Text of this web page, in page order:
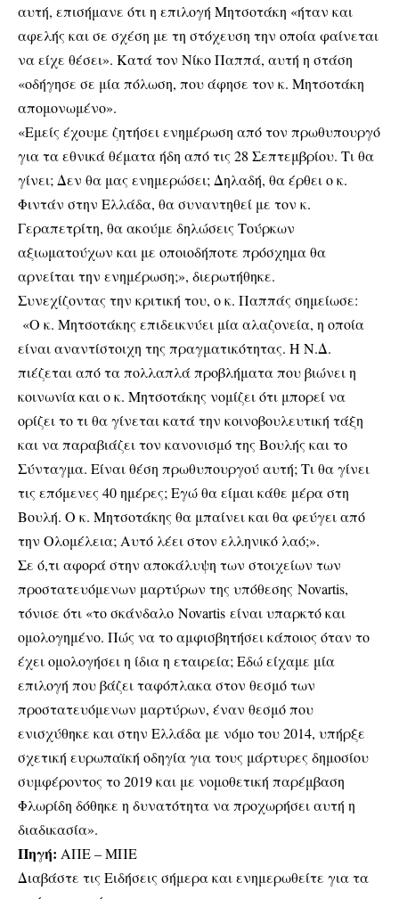
αυτή, επισήμανε ότι η επιλογή Μητσοτάκη «ήταν και
αφελής και σε σχέση με τη στόχευση την οποία φαίνεται
να είχε θέσει». Κατά τον Νίκο Παππά, αυτή η στάση
«οδήγησε σε μία πόλωση, που άφησε τον κ. Μητσοτάκη
απομονωμένο».
«Εμείς έχουμε ζητήσει ενημέρωση από τον πρωθυπουργό
για τα εθνικά θέματα ήδη από τις 28 Σεπτεμβρίου. Τι θα
γίνει; Δεν θα μας ενημερώσει; Δηλαδή, θα έρθει ο κ.
Φιντάν στην Ελλάδα, θα συναντηθεί με τον κ.
Γεραπετρίτη, θα ακούμε δηλώσεις Τούρκων
αξιωματούχων και με οποιοδήποτε πρόσχημα θα
αρνείται την ενημέρωση;», διερωτήθηκε.
Συνεχίζοντας την κριτική του, ο κ. Παππάς σημείωσε:
«Ο κ. Μητσοτάκης επιδεικνύει μία αλαζονεία, η οποία
είναι αναντίστοιχη της πραγματικότητας. Η Ν.Δ.
πιέζεται από τα πολλαπλά προβλήματα που βιώνει η
κοινωνία και ο κ. Μητσοτάκης νομίζει ότι μπορεί να
ορίζει το τι θα γίνεται κατά την κοινοβουλευτική τάξη
και να παραβιάζει τον κανονισμό της Βουλής και το
Σύνταγμα. Είναι θέση πρωθυπουργού αυτή; Τι θα γίνει
τις επόμενες 40 ημέρες; Εγώ θα είμαι κάθε μέρα στη
Βουλή. Ο κ. Μητσοτάκης θα μπαίνει και θα φεύγει από
την Ολομέλεια; Αυτό λέει στον ελληνικό λαό;».
Σε ό,τι αφορά στην αποκάλυψη των στοιχείων των
προστατευόμενων μαρτύρων της υπόθεσης Novartis,
τόνισε ότι «το σκάνδαλο Novartis είναι υπαρκτό και
ομολογημένο. Πώς να το αμφισβητήσει κάποιος όταν το
έχει ομολογήσει η ίδια η εταιρεία; Εδώ είχαμε μία
επιλογή που βάζει ταφόπλακα στον θεσμό των
προστατευόμενων μαρτύρων, έναν θεσμό που
ενισχύθηκε και στην Ελλάδα με νόμο του 2014, υπήρξε
σχετική ευρωπαϊκή οδηγία για τους μάρτυρες δημοσίου
συμφέροντος το 2019 και με νομοθετική παρέμβαση
Φλωρίδη δόθηκε η δυνατότητα να προχωρήσει αυτή η
διαδικασία».
Πηγή: ΑΠΕ – ΜΠΕ
Διαβάστε τις Ειδήσεις σήμερα και ενημερωθείτε για τα